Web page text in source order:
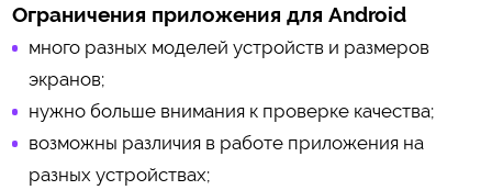
Ограничения приложения для Android
много разных моделей устройств и размеров
экранов;
нужно больше внимания к проверке качества;
возможны различия в работе приложения на
разных устройствах;